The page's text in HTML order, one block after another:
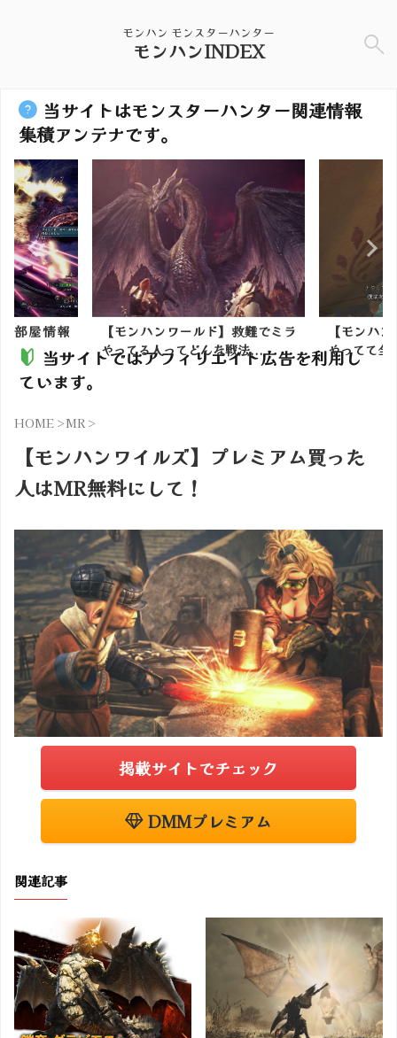
モンハン モンスターハンター
モンハンINDEX
当サイトはモンスターハンター関連情報
集積アンテナです。
救難でミラ
法...
【モンハンワイルズ】マルチ15回
やってて全敗なんだけど...
【モンハ
り有能だよ
当サイトではアフィリエイト広告を利用し
ています。
HOME >MR >
【モンハンワイルズ】プレミアム買った
人はMR無料にして！
掲載サイトでチェック
DMMプレミアム
関連記事